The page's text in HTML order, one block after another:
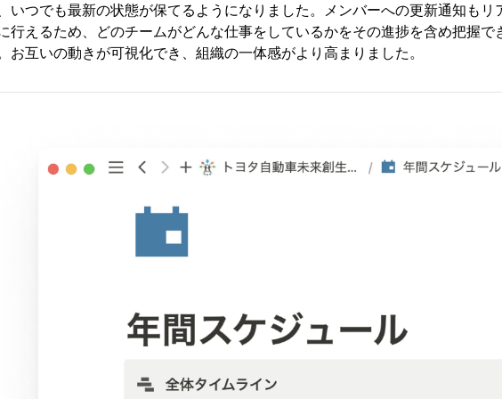
いつでも最新の状態が保てるようになりました。メンバーへの更新通知もリ
行えるため、どのチームがどんな仕事をしているかをその進捗を含め把握で
お互いの動きが可視化でき、組織の一体感がより高まりました。